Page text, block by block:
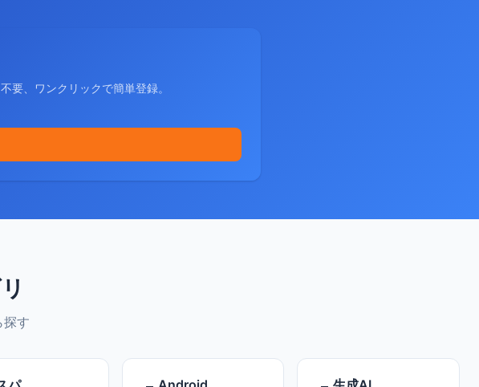
要、ワンクリックで簡単登録。
探す